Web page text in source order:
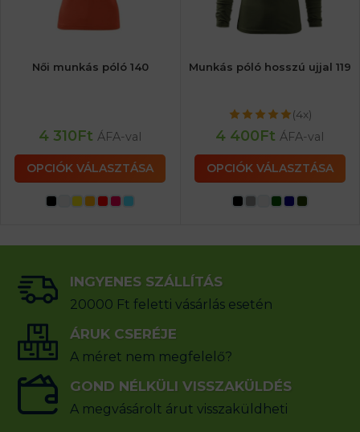
Női munkás póló 140
4 310Ft ÁFA-val
OPCIÓK VÁLASZTÁSA
Munkás póló hosszú ujjal 119
(4x)
4 400Ft ÁFA-val
OPCIÓK VÁLASZTÁSA
INGYENES SZÁLLÍTÁS
20000 Ft feletti vásárlás esetén
ÁRUK CSERÉJE
A méret nem megfelelő?
GOND NÉLKÜLI VISSZAKÜLDÉS
A megvásárolt árut visszaküldheti